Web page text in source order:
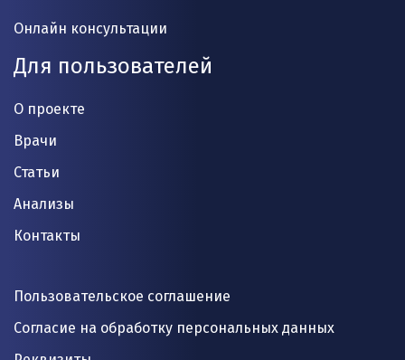
Онлайн консультации
Для пользователей
О проекте
Врачи
Статьи
Анализы
Контакты
Пользовательское соглашение
Согласие на обработку персональных данных